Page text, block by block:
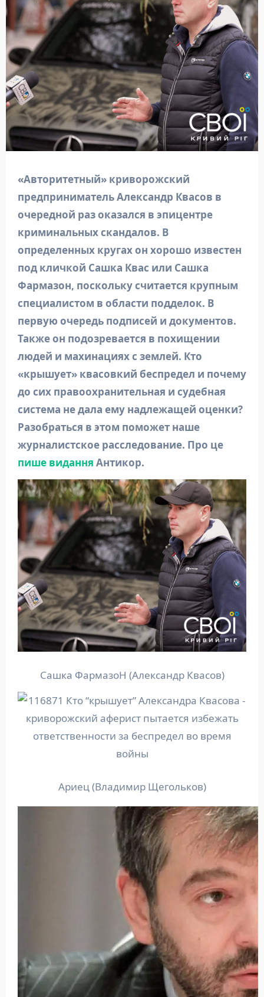
«Авторитетный» криворожский
предприниматель Александр Квасов в
очередной раз оказался в эпицентре
криминальных скандалов. В
определенных кругах он хорошо известен
под кличкой Сашка Квас или Сашка
Фармазон, поскольку считается крупным
специалистом в области подделок. В
первую очередь подписей и документов.
Также он подозревается в похищении
людей и махинациях с землей. Кто
«крышует» квасовкий беспредел и почему
до сих правоохранительная и судебная
система не дала ему надлежащей оценки?
Разобраться в этом поможет наше
журналистское расследование. Про це
пише видання Антикор.
Сашка ФармазоН (Александр Квасов)
Ариец (Владимир Щегольков)